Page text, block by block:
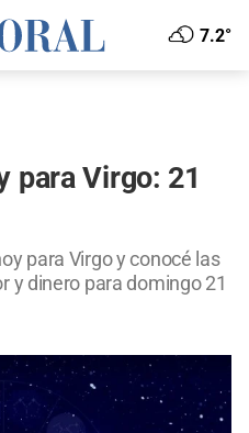
7.2°
para Virgo: 21
para Virgo y conocé las
y dinero para domingo 21